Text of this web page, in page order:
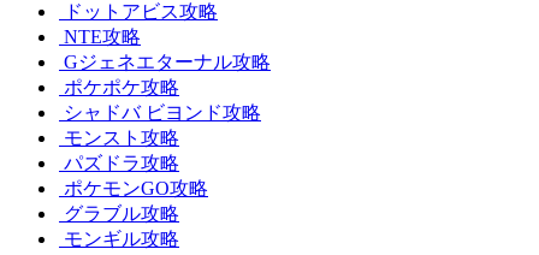
ドットアビス攻略
NTE攻略
Gジェネエターナル攻略
ポケポケ攻略
シャドバ ビヨンド攻略
モンスト攻略
パズドラ攻略
ポケモンGO攻略
グラブル攻略
モンギル攻略